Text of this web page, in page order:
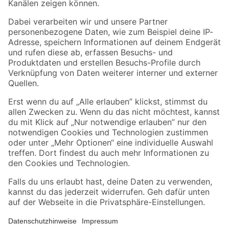
Folge uns
Zahlungsarten Versandarten
Sicher einkaufen
Jetzt die toom-App herunterladen
Alle Preisangaben in EUR inkl. gesetzl. MwSt.. Die dargestellten Angebote sind unter
Umständen nicht in allen Märkten verfügbar. Die angegebenen Verfügbarkeiten beziehen
Produkte nur solange der Vorrat reicht.
*Paketversand ab 59 € versandkostenfrei, gilt nicht für Artikel mit Speditionsversand, hier